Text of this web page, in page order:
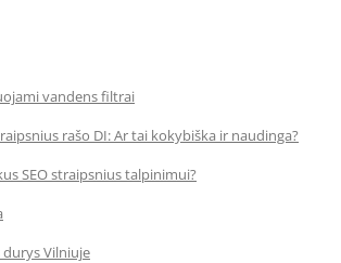
vandens filtrai
rašo DI: Ar tai kokybiška ir naudinga?
SEO straipsnius talpinimui?
Vilniuje